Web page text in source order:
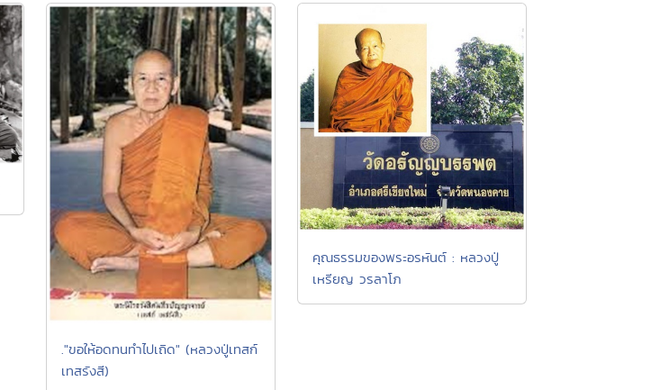
."ขอให้อดทนทำไปเถิด" (หลวงปู่เทสก์
เทสรังสี)
คุณธรรมของพระอรหันต์ : หลวงปู่
เหรียญ วรลาโภ